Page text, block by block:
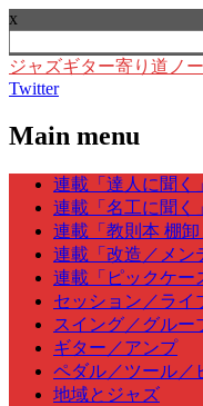
x
索:
ジャズギター寄り道ノ
Twitter
Main menu
Skip
content
連載「達人に聞く」
連載「名工に聞く」
連載「教則本 棚卸
連載「改造／メン
連載「ピックケー
セッション／ライ
スイング／グルー
ギター／アンプ
ペダル／ツール／
地域とジャズ